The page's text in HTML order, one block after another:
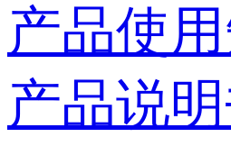
产品使
产品说